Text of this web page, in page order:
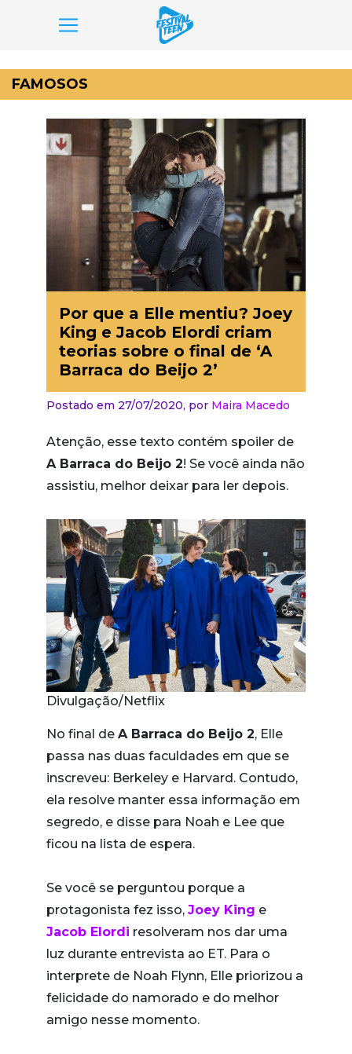
para
o
conteúdo
FAMOSOS
Por que a Elle mentiu? Joey
King e Jacob Elordi criam
teorias sobre o final de ‘A
Barraca do Beijo 2’
Postado em 27/07/2020, por Maira Macedo
Atenção, esse texto contém spoiler de
A Barraca do Beijo 2! Se você ainda não
assistiu, melhor deixar para ler depois.
Divulgação/Netflix
No final de A Barraca do Beijo 2, Elle
passa nas duas faculdades em que se
inscreveu: Berkeley e Harvard. Contudo,
ela resolve manter essa informação em
segredo, e disse para Noah e Lee que
ficou na lista de espera.
Se você se perguntou porque a
protagonista fez isso, Joey King e
Jacob Elordi resolveram nos dar uma
luz durante entrevista ao ET. Para o
interprete de Noah Flynn, Elle priorizou a
felicidade do namorado e do melhor
amigo nesse momento.